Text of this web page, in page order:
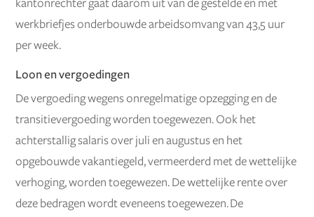
kantonrechter gaat daarom uit van de gestelde en met
werkbriefjes onderbouwde arbeidsomvang van 43,5 uur
per week.
Loon en vergoedingen
De vergoeding wegens onregelmatige opzegging en de
transitievergoeding worden toegewezen. Ook het
achterstallig salaris over juli en augustus en het
opgebouwde vakantiegeld, vermeerderd met de wettelijke
verhoging, worden toegewezen. De wettelijke rente over
deze bedragen wordt eveneens toegewezen. De